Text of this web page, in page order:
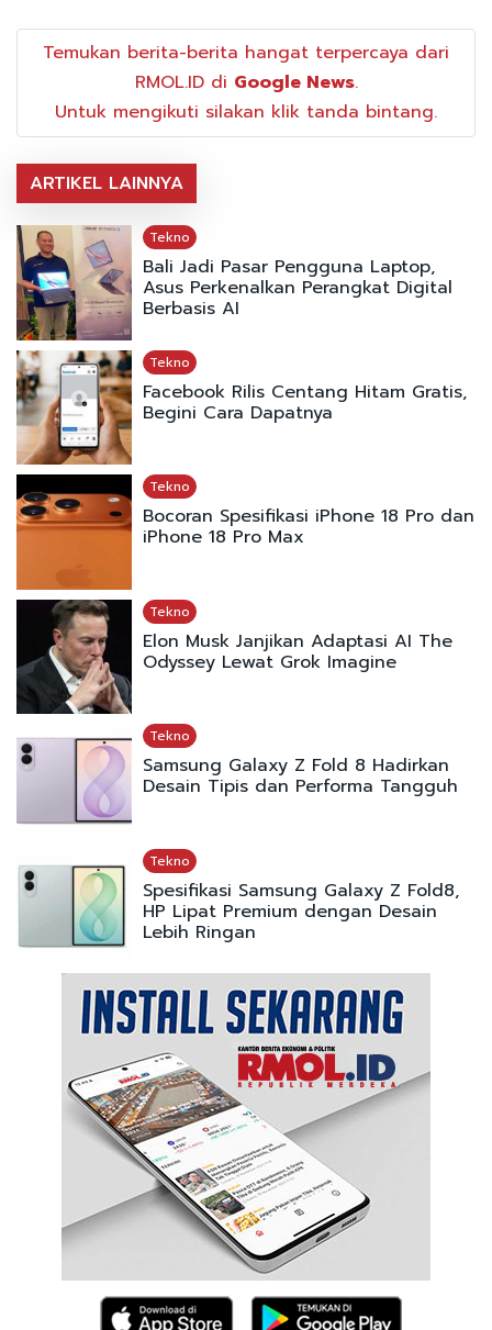
Temukan berita-berita hangat terpercaya dari
RMOL.ID di Google News.
Untuk mengikuti silakan klik tanda bintang.
ARTIKEL LAINNYA
Tekno
Bali Jadi Pasar Pengguna Laptop,
Asus Perkenalkan Perangkat Digital
Berbasis AI
Tekno
Facebook Rilis Centang Hitam Gratis,
Begini Cara Dapatnya
Tekno
Bocoran Spesifikasi iPhone 18 Pro dan
iPhone 18 Pro Max
Tekno
Elon Musk Janjikan Adaptasi AI The
Odyssey Lewat Grok Imagine
Tekno
Samsung Galaxy Z Fold 8 Hadirkan
Desain Tipis dan Performa Tangguh
Tekno
Spesifikasi Samsung Galaxy Z Fold8,
HP Lipat Premium dengan Desain
Lebih Ringan